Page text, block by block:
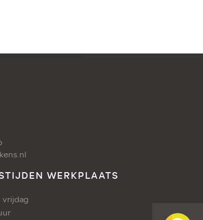
WERKPLAATS
vrijdag